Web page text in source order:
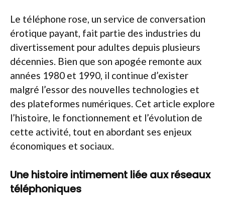
Le téléphone rose, un service de conversation
érotique payant, fait partie des industries du
divertissement pour adultes depuis plusieurs
décennies. Bien que son apogée remonte aux
années 1980 et 1990, il continue d’exister
malgré l’essor des nouvelles technologies et
des plateformes numériques. Cet article explore
l’histoire, le fonctionnement et l’évolution de
cette activité, tout en abordant ses enjeux
économiques et sociaux.
Une histoire intimement liée aux réseaux
téléphoniques